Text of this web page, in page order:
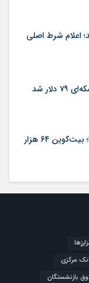
اعلام شرط اصلی
شد
آخرین وضعیت بازار رمزارزها؛ بیت‌کوین ۶۴ هزار
مرکزی
بازنشستگان